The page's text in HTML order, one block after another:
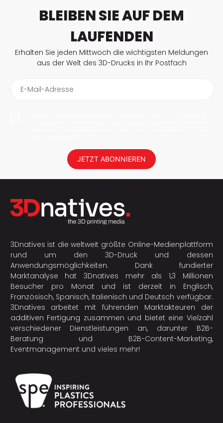
BLEIBEN SIE AUF DEM
LAUFENDEN
Erhalten Sie jeden Mittwoch die wichtigsten Meldungen
aus der Welt des 3D-Drucks in Ihr Postfach
E-Mail-Adresse
JETZT ABONNIEREN
3Dnatives ist die weltweit größte Online-Medienplattform
rund um den 3D-Druck und dessen
Anwendungsmöglichkeiten. Dank fundierter
Marktanalyse hat 3Dnatives mehr als 1,3 Millionen
Besucher pro Monat und ist derzeit in Englisch,
Französisch, Spanisch, Italienisch und Deutsch verfügbar.
3Dnatives arbeitet mit führenden Marktakteuren der
additiven Fertigung zusammen und bietet eine Vielzahl
verschiedener Dienstleistungen an, darunter B2B-
Beratung und B2B-Content-Marketing,
Eventmanagement und vieles mehr!